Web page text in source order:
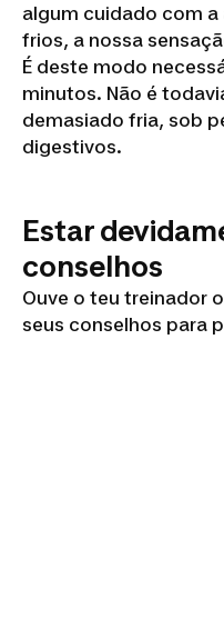
algum cuidado com a
frios, a nossa
É deste modo
minutos. Não é
demasiado fria, sob
digestivos.
Estar
conselhos
Ouve o teu treinador
seus conselhos para